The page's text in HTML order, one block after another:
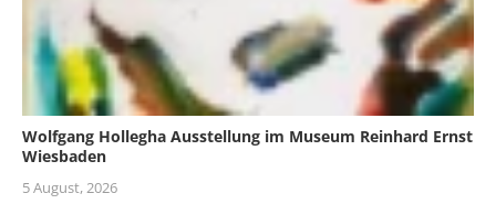
Wolfgang Hollegha Ausstellung im Museum Reinhard Ernst
Wiesbaden
5 August, 2026